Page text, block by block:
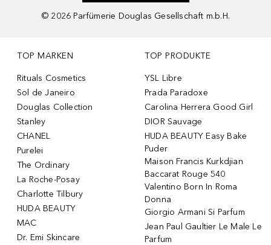
© 2026 Parfümerie Douglas Gesellschaft m.b.H.
TOP MARKEN
Rituals Cosmetics
Sol de Janeiro
Douglas Collection
Stanley
CHANEL
Purelei
The Ordinary
La Roche-Posay
Charlotte Tilbury
HUDA BEAUTY
MAC
Dr. Emi Skincare
TOP PRODUKTE
YSL Libre
Prada Paradoxe
Carolina Herrera Good Girl
DIOR Sauvage
HUDA BEAUTY Easy Bake
Puder
Maison Francis Kurkdjian
Baccarat Rouge 540
Valentino Born In Roma
Donna
Giorgio Armani Si Parfum
Jean Paul Gaultier Le Male Le
Parfum